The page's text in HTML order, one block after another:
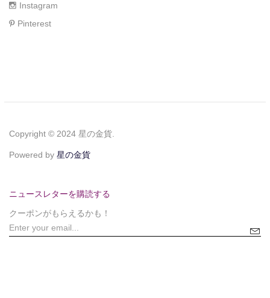
Instagram
Pinterest
Copyright © 2024 星の金貨.
Powered by 星の金貨
ニュースレターを購読する
クーポンがもらえるかも！